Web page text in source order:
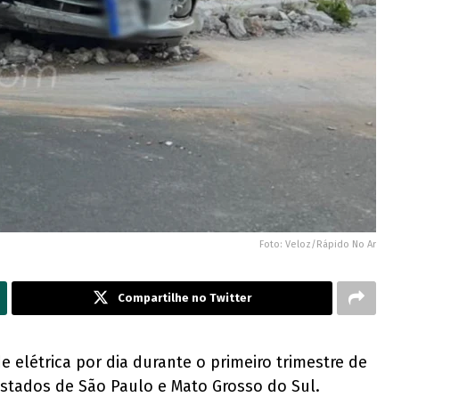
Foto: Veloz/Rápido No Ar
Compartilhe no Twitter
elétrica por dia durante o primeiro trimestre de
de São Paulo e Mato Grosso do Sul.